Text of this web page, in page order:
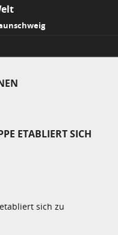
ETABLIERT SICH
sich zu